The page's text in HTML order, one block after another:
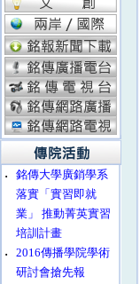
‧
銘傳大學廣銷學系
落實「實習即就
業」 推動菁英實習
培訓計畫
‧
2016傳播學院學術
研討會搶先報